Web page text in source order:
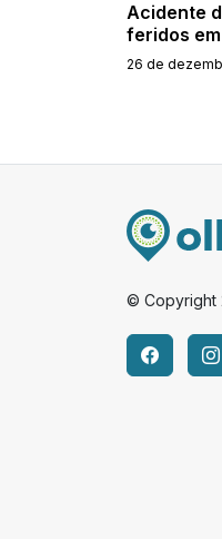
Acidente
feridos
26 de
© Copyright